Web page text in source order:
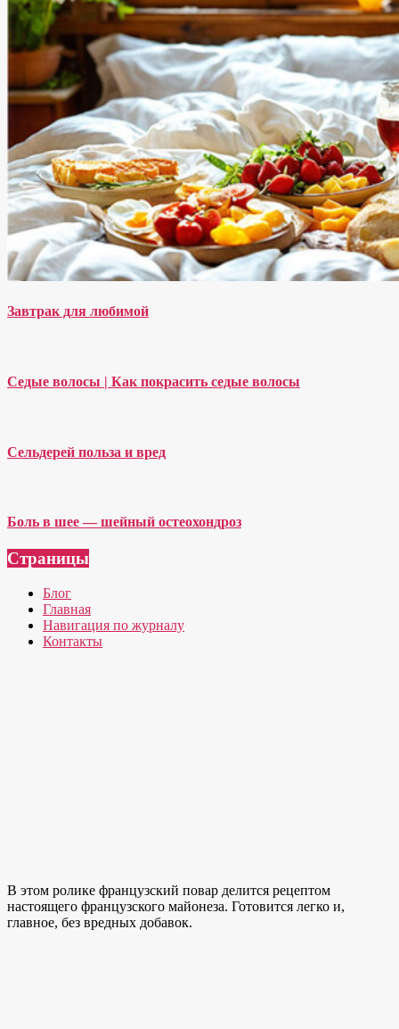
Завтрак для любимой
Седые волосы | Как покрасить седые волосы
Сельдерей польза и вред
Боль в шее — шейный остеохондроз
Страницы
Блог
Главная
Навигация по журналу
Контакты
В этом ролике французский повар делится рецептом
настоящего французского майонеза. Готовится легко и,
главное, без вредных добавок.